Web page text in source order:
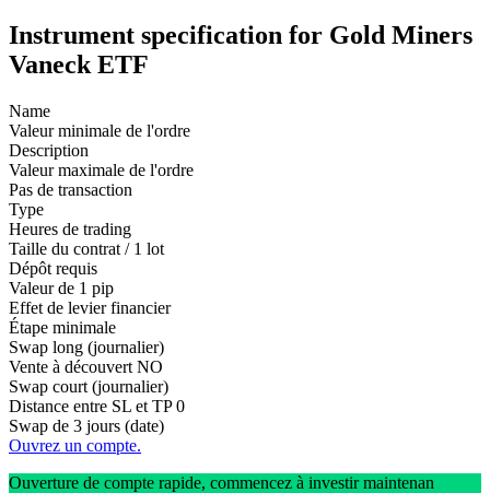
Instrument specification for Gold Miners
Vaneck ETF
Name
Valeur minimale de l'ordre
Description
Valeur maximale de l'ordre
Pas de transaction
Type
Heures de trading
Taille du contrat / 1 lot
Dépôt requis
Valeur de 1 pip
Effet de levier financier
Étape minimale
Swap long (journalier)
Vente à découvert NO
Swap court (journalier)
Distance entre SL et TP 0
Swap de 3 jours (date)
Ouvrez un compte.
Ouverture de compte rapide, commencez à investir maintenan